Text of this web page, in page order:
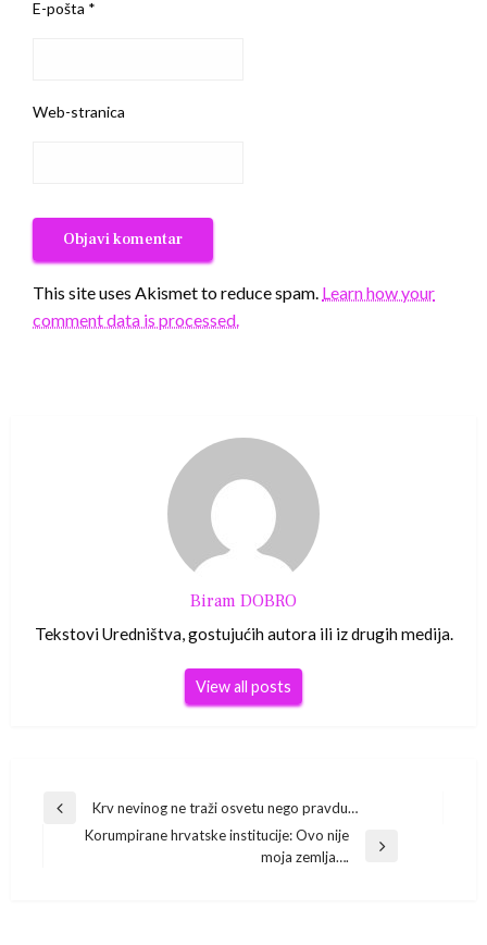
E-pošta *
Web-stranica
This site uses Akismet to reduce spam. Learn how your
comment data is processed.
Biram DOBRO
Tekstovi Uredništva, gostujućih autora ili iz drugih medija.
View all posts
Navigacija
Previous
Krv nevinog ne traži osvetu nego pravdu…
Korumpirane hrvatske institucije: Ovo nije
moja zemlja….